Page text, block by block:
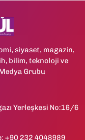
siyaset, magazin,
bilim, teknoloji ve
Grubu
Yerleşkesi No:16/6
+90 232 4048989